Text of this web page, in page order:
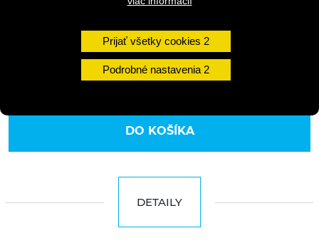
Prijať všetky cookies
Podrobné nastavenia
Dostupnosť: Skladom na predajni
DO KOŠÍKA
DETAILY